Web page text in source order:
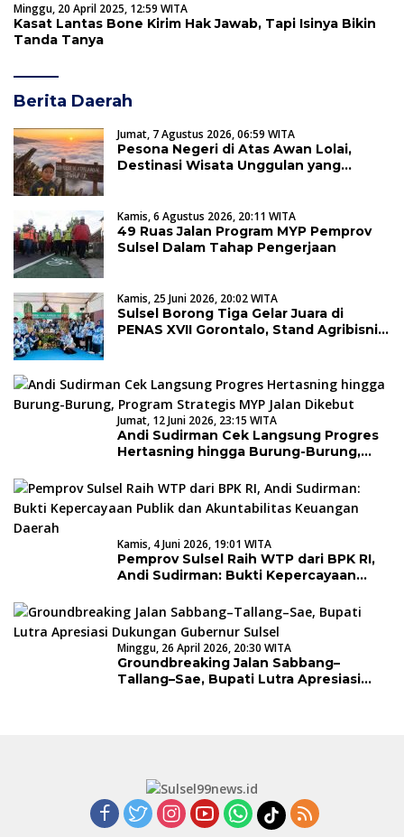
Minggu, 20 April 2025, 12:59 WITA
Kasat Lantas Bone Kirim Hak Jawab, Tapi Isinya Bikin
Tanda Tanya
Berita Daerah
Jumat, 7 Agustus 2026, 06:59 WITA
Pesona Negeri di Atas Awan Lolai,
Destinasi Wisata Unggulan yang
Kamis, 6 Agustus 2026, 20:11 WITA
49 Ruas Jalan Program MYP Pemprov
Sulsel Dalam Tahap Pengerjaan
Kamis, 25 Juni 2026, 20:02 WITA
Sulsel Borong Tiga Gelar Juara di
PENAS XVII Gorontalo, Stand Agribisnis
Jumat, 12 Juni 2026, 23:15 WITA
Andi Sudirman Cek Langsung Progres
Hertasning hingga Burung-Burung,
Kamis, 4 Juni 2026, 19:01 WITA
Pemprov Sulsel Raih WTP dari BPK RI,
Andi Sudirman: Bukti Kepercayaan
Daerah
Minggu, 26 April 2026, 20:30 WITA
Groundbreaking Jalan Sabbang–
Tallang–Sae, Bupati Lutra Apresiasi